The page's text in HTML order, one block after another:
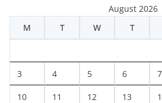
August 2026
M
T W T
3 4 5 6 7
10 11 12 13